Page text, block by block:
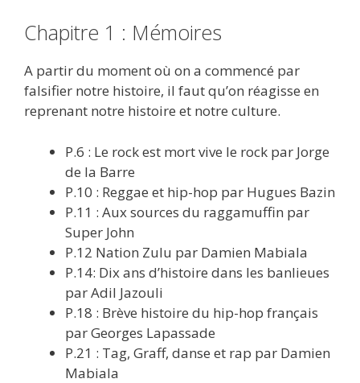
Chapitre 1 : Mémoires
A partir du moment où on a commencé par
falsifier notre histoire, il faut qu’on réagisse en
reprenant notre histoire et notre culture.
P.6 : Le rock est mort vive le rock par Jorge
de la Barre
P.10 : Reggae et hip-hop par Hugues Bazin
P.11 : Aux sources du raggamuffin par
Super John
P.12 Nation Zulu par Damien Mabiala
P.14: Dix ans d’histoire dans les banlieues
par Adil Jazouli
P.18 : Brève histoire du hip-hop français
par Georges Lapassade
P.21 : Tag, Graff, danse et rap par Damien
Mabiala